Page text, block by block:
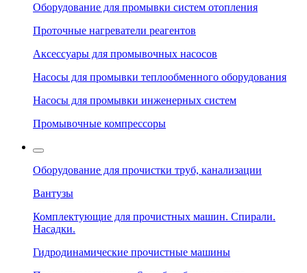
Оборудование для промывки систем отопления
Проточные нагреватели реагентов
Аксессуары для промывочных насосов
Насосы для промывки теплообменного оборудования
Насосы для промывки инженерных систем
Промывочные компрессоры
Оборудование для прочистки труб, канализации
Вантузы
Комплектующие для прочистных машин. Спирали.
Насадки.
Гидродинамические прочистные машины